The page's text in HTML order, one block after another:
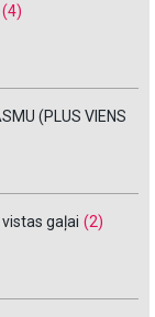
(4)
(PLUS VIENS
gaļai (2)